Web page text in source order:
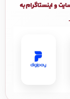
و اینستاگرام به